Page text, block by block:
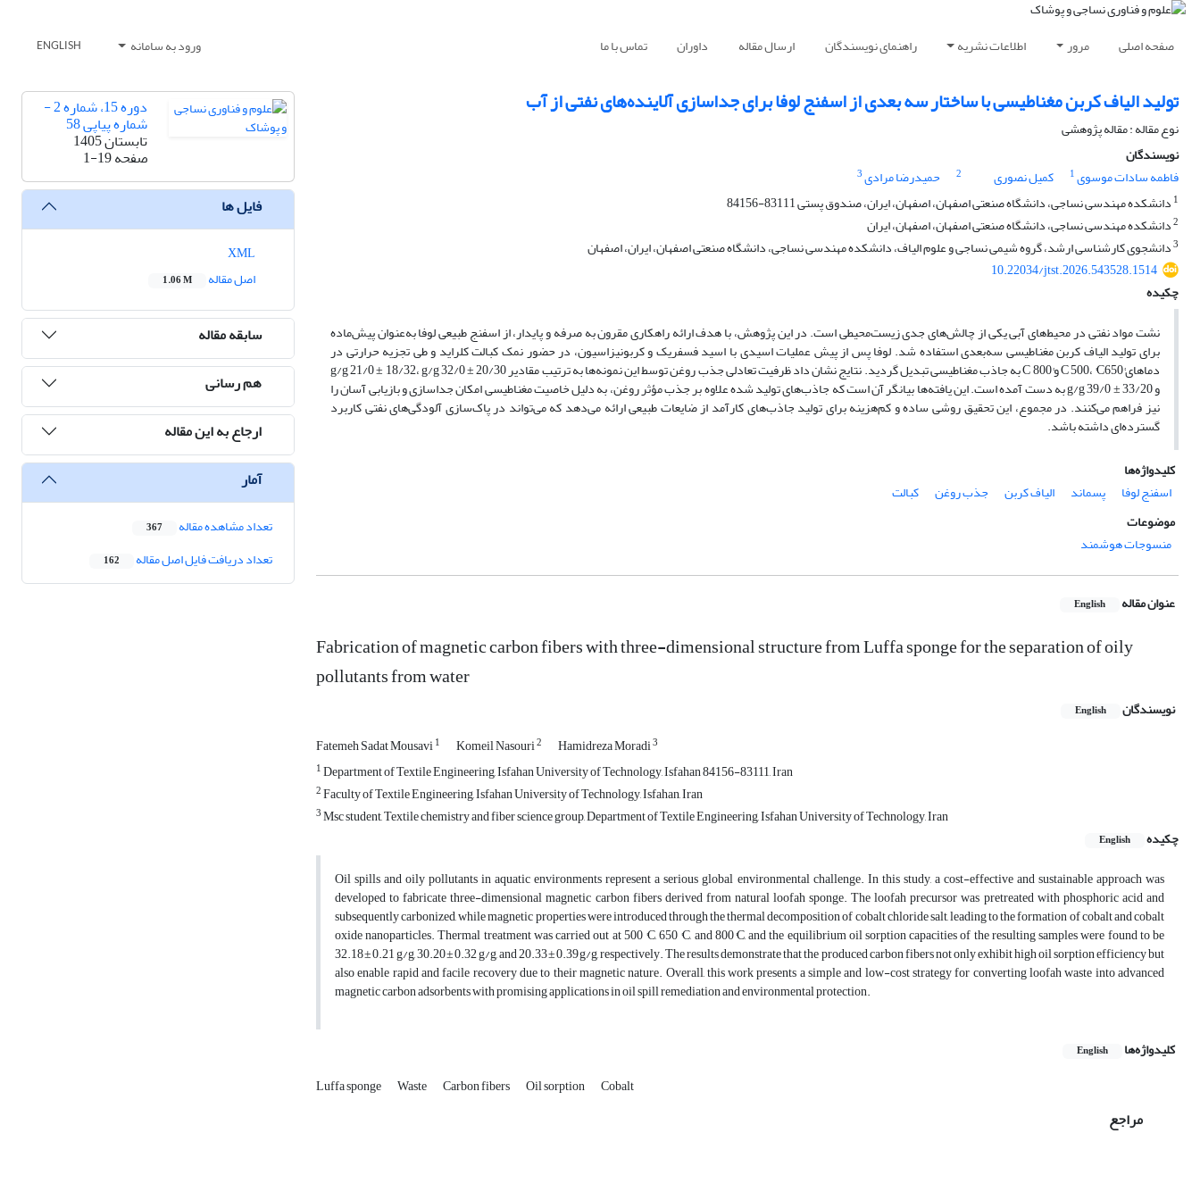
صفحه اصلی مرور اطلاعات نشریه راهنمای نویسندگان ارسال مقاله داوران تماس با ما ورود به سامانه ENGLISH
تولید الیاف کربن مغناطیسی با ساختار سه بعدی از اسفنج لوفا برای جداسازی آلاینده‌های نفتی از آب
نوع مقاله : مقاله پژوهشی
نویسندگان
فاطمه سادات موسوی1 کمیل نصوری 2 حمیدرضا مرادی3
1 دانشکده مهندسی نساجی، دانشگاه صنعتی اصفهان، اصفهان، ایران، صندوق پستی 83111-84156
2دانشکده مهندسی نساجی، دانشگاه صنعتی اصفهان، اصفهان، ایران
3دانشجوی کارشناسی ارشد، گروه شیمی نساجی و علوم الیاف، دانشکده مهندسی نساجی، دانشگاه صنعتی اصفهان، ایران، اصفهان
10.22034/jtst.2026.543528.1514
چکیده
نشت مواد نفتی در محیط‌های آبی یکی از چالش‌های جدی زیست‌محیطی است. در این پژوهش، با هدف ارائه راهکاری مقرون ‌به ‌صرفه و پایدار، از اسفنج طبیعی لوفا به‌عنوان پیش‌ماده
برای تولید الیاف کربن مغناطیسی سه‌بعدی استفاده شد. لوفا پس از پیش عملیات اسیدی با اسید فسفریک و کربونیزاسیون، در حضور نمک کبالت کلراید و طی تجزیه حرارتی در
دماهای°C 500، °C650 و°C 800 به جاذب مغناطیسی تبدیل گردید. نتایج نشان داد ظرفیت تعادلی جذب روغن توسط این نمونه‌ها به ترتیب مقادیر g/g 21/0 ± 18/32، g/g 32/0 ± 20/30
و g/g 39/0 ± 33/20 به دست آمده است. این یافته‌ها بیانگر آن است که جاذب‌های تولید شده علاوه بر جذب مؤثر روغن، به دلیل خاصیت مغناطیسی امکان جداسازی و بازیابی آسان را
نیز فراهم می‌کنند. در مجموع، این تحقیق روشی ساده و کم‌هزینه برای تولید جاذب‌های کارآمد از ضایعات طبیعی ارائه می‌دهد که می‌تواند در پاک‌سازی آلودگی‌های نفتی کاربرد
گسترده‌ای داشته باشد.
کلیدواژه‌ها
اسفنج لوفا
پسماند الیاف کربن جذب روغن
کبالت
موضوعات
منسوجات هوشمند
عنوان مقاله English
Fabrication of magnetic carbon fibers with three-dimensional structure from Luffa sponge for the separation of oily
pollutants from water
نویسندگان English
Fatemeh Sadat Mousavi1 Komeil Nasouri2 Hamidreza Moradi3
1Department of Textile Engineering, Isfahan University of Technology, Isfahan 84156-83111, Iran
2Faculty of Textile Engineering, Isfahan University of Technology, Isfahan, Iran
3Msc student, Textile chemistry and fiber science group, Department of Textile Engineering, Isfahan University of Technology, Iran
چکیده
English
Oil spills and oily pollutants in aquatic environments represent a serious global environmental challenge. In this study, a cost-effective and sustainable approach was
developed to fabricate three-dimensional magnetic carbon fibers derived from natural loofah sponge. The loofah precursor was pretreated with phosphoric acid and
subsequently carbonized, while magnetic properties were introduced through the thermal decomposition of cobalt chloride salt, leading to the formation of cobalt and cobalt
oxide nanoparticles. Thermal treatment was carried out at 500 °C, 650 °C, and 800 °C, and the equilibrium oil sorption capacities of the resulting samples were found to be
32.18 ± 0.21 g/g, 30.20 ± 0.32 g/g, and 20.33 ± 0.39 g/g, respectively. The results demonstrate that the produced carbon fibers not only exhibit high oil sorption efficiency but
also enable rapid and facile recovery due to their magnetic nature. Overall, this work presents a simple and low-cost strategy for converting loofah waste into advanced
magnetic carbon adsorbents with promising applications in oil spill remediation and environmental protection.
کلیدواژه‌ها English
Luffa sponge Waste Carbon fibers Oil sorption Cobalt
مراجع
دوره 15، شماره 2 -
شماره پیاپی 58
تابستان 1405
صفحه1-19
فایل ها
اصل مقاله
1.06 M
سابقه مقاله
هم رسانی
ارجاع به این مقاله
آمار
تعداد مشاهده مقاله 367
تعداد دریافت فایل اصل مقاله 162